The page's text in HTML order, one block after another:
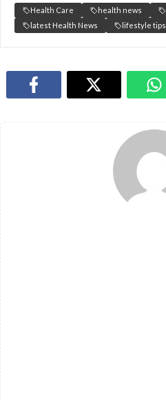
Health Care health news
latest Health News
lifestyle tips